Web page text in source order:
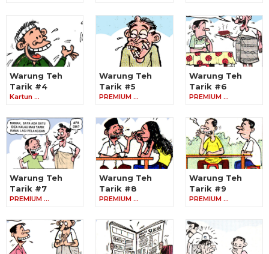
Warung Teh
Tarik #4
Kartun …
Warung Teh
Tarik #5
PREMIUM …
Warung Teh
Tarik #6
PREMIUM …
Warung Teh
Tarik #7
PREMIUM …
Warung Teh
Tarik #8
PREMIUM …
Warung Teh
Tarik #9
PREMIUM …